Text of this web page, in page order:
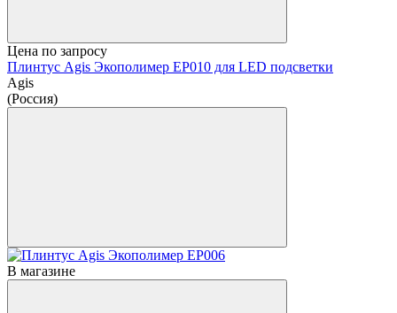
Цена по запросу
Плинтус Agis Экополимер EP010 для LED подсветки
Agis
(Россия)
В магазине